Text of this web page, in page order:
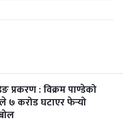
प्रकरण : विक्रम पाण्डेको
७ करोड घटाएर फेर्‍यो